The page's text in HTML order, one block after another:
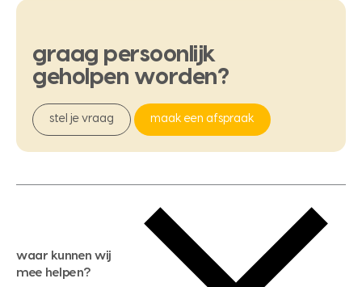
graag persoonlijk
geholpen worden?
stel je vraag maak een afspraak
waar kunnen wij
mee helpen?